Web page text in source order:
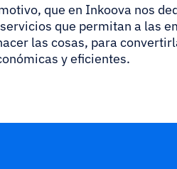
que en Inkoova nos
que permitan a las
las cosas, para
y eficientes.